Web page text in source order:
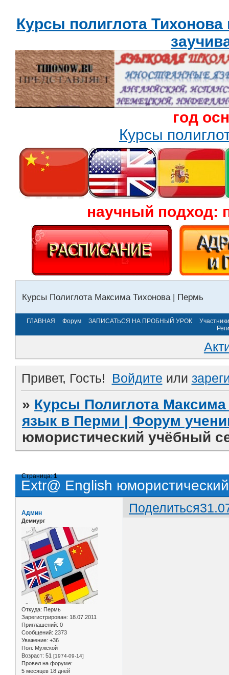
Курсы полиглота
год
Курсы
научный подход:
Курсы Полиглота Максима Тихонова | Пермь
ГЛАВНАЯ Форум ЗАПИСАТЬСЯ НА ПРОБНЫЙ УРОК
Участники
Привет, Гость! Войдите или
» Курсы Полиглота
язык в Перми | Форум
юмористический учёбный
Extr@ English
Страница:1
Поделиться
Админ
Демиург
Откуда: Пермь
Зарегистрирован: 18.07.2011
Приглашений: 0
Сообщений: 2373
Уважение: +36
Пол: Мужской
Возраст: 51 [1974-09-14]
Провел на форуме:
5 месяцев 18 дней